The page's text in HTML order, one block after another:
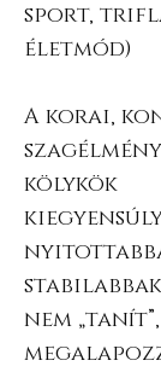
sport,
életmód)
A korai,
kölykök
stabilabbak
nem